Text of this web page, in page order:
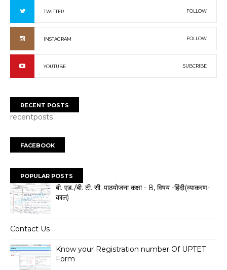
TWITTER FOLLOW
INSTAGRAM FOLLOW
YOUTUBE SUBCRIBE
RECENT POSTS
recentposts
FACEBOOK
POPULAR POSTS
बी. एड./बी. टी. सी. पाठयोजना कक्षा - 8, विषय -हिंदी(व्याकरण-
काल)
Contact Us
Know your Registration number Of UPTET
Form